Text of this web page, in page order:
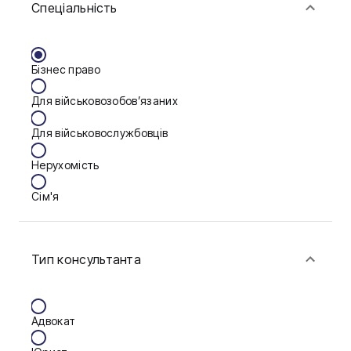
Васильків
Дніпро
Запоріжжя
Калуш
Кам'янське
Ковель
Краматорськ
Кривий Ріг
Спеціальність
Бізнес право
Для військовозобов’язаних
Для військовослужбовців
Нерухомість
Сім'я
Тип консультанта
Адвокат